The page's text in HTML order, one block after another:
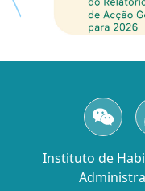
Instituto de